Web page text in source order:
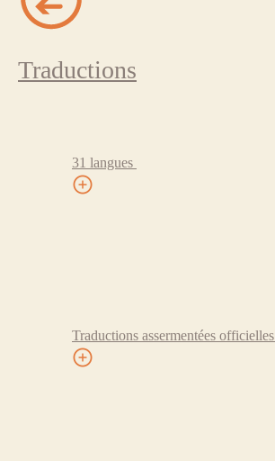
Traductions
31 langues
Traductions assermentées officielles